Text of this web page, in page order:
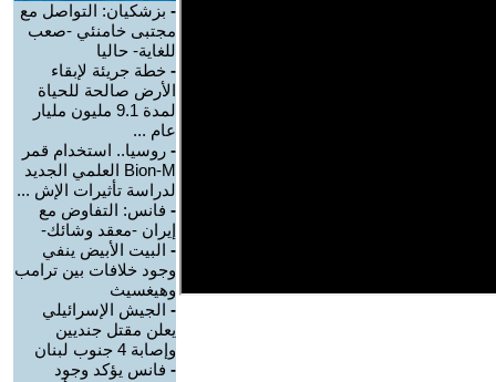
- بزشكيان: التواصل مع
مجتبى خامنئي -صعب
للغاية- حاليا
- خطة جريئة لإبقاء
الأرض صالحة للحياة
لمدة 9.1 مليون مليار
عام ...
- روسيا.. استخدام قمر
Bion-M العلمي الجديد
لدراسة تأثيرات الإش ...
- فانس: التفاوض مع
إيران -معقد وشائك-
- البيت الأبيض ينفي
وجود خلافات بين ترامب
وهيغسيث
- الجيش الإسرائيلي
يعلن مقتل جنديين
وإصابة 4 جنوب لبنان
- فانس يؤكد وجود